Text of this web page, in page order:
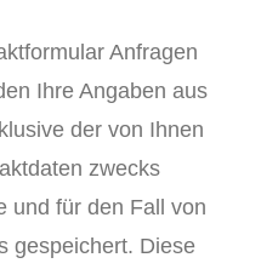
Anfragen
Ihre Angaben aus
der von Ihnen
zwecks
und für den Fall von
gespeichert. Diese